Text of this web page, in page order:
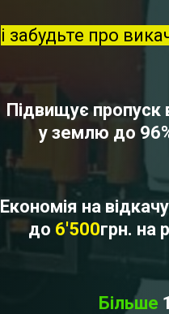
і забудьте про
Підвищує пропуск
у землю до
Економія на
до 6'500грн. на
Більше